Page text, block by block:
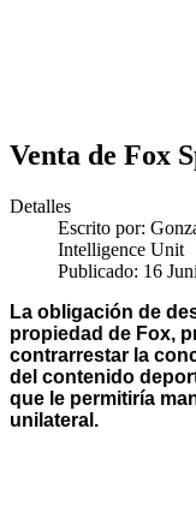
Venta de Fox
Detalles
Escrito por:
Intelligence Unit
Publicado: 16
La obligación de
propiedad de Fox,
contrarrestar la
del contenido
que le permitiría
unilateral.